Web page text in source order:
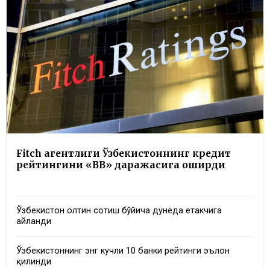
Fitch агентлиги Ўзбекистоннинг кредит
рейтингини «BB» даражасига оширди
Ўзбекистон олтин сотиш бўйича дунёда етакчига
айланди
Ўзбекистоннинг энг кучли 10 банки рейтинги эълон
қилинди